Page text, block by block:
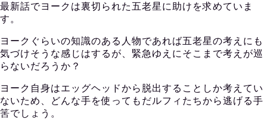
最新話でヨークは裏切られた五老星に助けを求めていま
す。
ヨークぐらいの知識のある人物であれば五老星の考えにも
気づけそうな感じはするが、緊急ゆえにそこまで考えが巡
らないだろうか？
ヨーク自身はエッグヘッドから脱出することしか考えてい
ないため、どんな手を使ってもだルフィたちから逃げる手
筈でしょう。